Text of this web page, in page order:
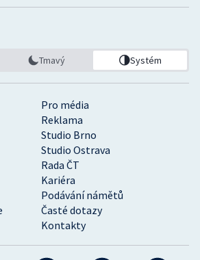
Pro média
Reklama
Studio Brno
Studio Ostrava
Rada ČT
Kariéra
Podávání námětů
Časté dotazy
Kontakty
Tmavý Systém